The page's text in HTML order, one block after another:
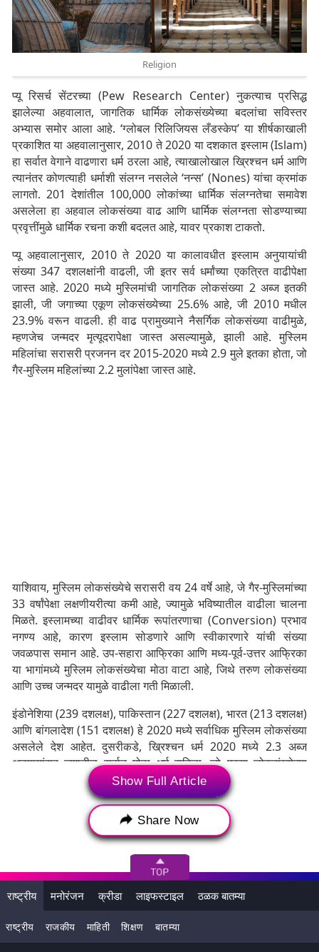
Religion
प्यू रिसर्च सेंटरच्या (Pew Research Center) नुकत्याच प्रसिद्ध
झालेल्या अहवालात, जागतिक धार्मिक लोकसंख्येच्या बदलांचा सविस्तर
अभ्यास समोर आला आहे. ‘ग्लोबल रिलिजियस लँडस्केप’ या शीर्षकाखाली
प्रकाशित या अहवालानुसार, 2010 ते 2020 या दशकात इस्लाम (Islam)
हा सर्वात वेगाने वाढणारा धर्म ठरला आहे, त्याखालोखाल ख्रिश्चन धर्म आणि
त्यानंतर कोणत्याही धर्माशी संलग्न नसलेले ‘नन्स’ (Nones) यांचा क्रमांक
लागतो. 201 देशांतील 100,000 लोकांच्या धार्मिक संलग्नतेचा समावेश
असलेला हा अहवाल लोकसंख्या वाढ आणि धार्मिक संलग्नता सोडण्याच्या
प्रवृत्तींमुळे धार्मिक रचना कशी बदलत आहे, यावर प्रकाश टाकतो.
प्यू अहवालानुसार, 2010 ते 2020 या कालावधीत इस्लाम अनुयायांची
संख्या 347 दशलक्षांनी वाढली, जी इतर सर्व धर्मांच्या एकत्रित वाढीपेक्षा
जास्त आहे. 2020 मध्ये मुस्लिमांची जागतिक लोकसंख्या 2 अब्ज इतकी
झाली, जी जगाच्या एकूण लोकसंख्येच्या 25.6% आहे, जी 2010 मधील
23.9% वरून वाढली. ही वाढ प्रामुख्याने नैसर्गिक लोकसंख्या वाढीमुळे,
म्हणजेच जन्मदर मृत्यूदरापेक्षा जास्त असल्यामुळे, झाली आहे. मुस्लिम
महिलांचा सरासरी प्रजनन दर 2015-2020 मध्ये 2.9 मुले इतका होता, जो
गैर-मुस्लिम महिलांच्या 2.2 मुलांपेक्षा जास्त आहे.
याशिवाय, मुस्लिम लोकसंख्येचे सरासरी वय 24 वर्षे आहे, जे गैर-मुस्लिमांच्या
33 वर्षांपेक्षा लक्षणीयरीत्या कमी आहे, ज्यामुळे भविष्यातील वाढीला चालना
मिळते. इस्लामच्या वाढीवर धार्मिक रूपांतरणाचा (Conversion) प्रभाव
नगण्य आहे, कारण इस्लाम सोडणारे आणि स्वीकारणारे यांची संख्या
जवळपास समान आहे. उप-सहारा आफ्रिका आणि मध्य-पूर्व-उत्तर आफ्रिका
या भागांमध्ये मुस्लिम लोकसंख्येचा मोठा वाटा आहे, जिथे तरुण लोकसंख्या
आणि उच्च जन्मदर यामुळे वाढीला गती मिळाली.
इंडोनेशिया (239 दशलक्ष), पाकिस्तान (227 दशलक्ष), भारत (213 दशलक्ष)
आणि बांगलादेश (151 दशलक्ष) हे 2020 मध्ये सर्वाधिक मुस्लिम लोकसंख्या
असलेले देश आहेत. दुसरीकडे, ख्रिश्चन धर्म 2020 मध्ये 2.3 अब्ज
अनुयायांसह जगातील सर्वात मोठा धर्म राहिला, जो एकूण लोकसंख्येच्या
28.8% आहे. मात्र, 2010 मधील 30.6% च्या तुलनेत त्याचा वाटा 1.8
टक्के घसरला. या दशकात ख्रिश्चन अनुयायांची संख्या 122 दशलक्षांनी
वाढली, परंतु ही वाढ जागतिक लोकसंख्या वाढीच्या तुलनेत कमी आहे.
ख्रिश्चन लोकसंख्येच्या घसरणीचे प्रमुख कारण म्हणजे धार्मिक संलग्नता
सोडणे. प्यूच्या अभ्यासानुसार, 117 देशांतील 18 ते 54 वयोगटातील
डेटावरून असे दिसते की, प्रत्येक प्रौढ व्यक्ती जो ख्रिश्चन धर्म स्वीकारतो,
त्याच्या तुलनेत तीन व्यक्ती ख्रिश्चन धर्म सोडतात. युरोप, उत्तर अमेरिका,
ऑस्ट्रेलिया आणि न्यूझीलंड यांसारख्या भागांमध्ये ही प्रवृत्ती सर्वात स्पष्ट
Show Full Article
Share Now
राष्ट्रीय मनोरंजन क्रीडा लाइफस्टाइल ठळक बातम्या
राष्ट्रीय राजकीय माहिती शिक्षण बातम्या